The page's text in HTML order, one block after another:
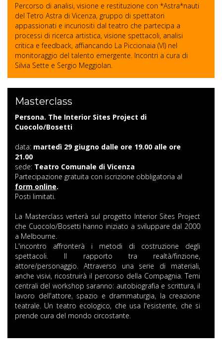
Percorso di analisi, visione e restituzione con *Astra*nauti
del Tetro Astra di Vicenza, gruppo di spettatori
appassionati e incuriositi dal teatro che partecipa a
processi di ricerca artistica, visione spettacoli, analisi
critica e feedback, affiancando La Piccionaia (VI) nel
monitoraggio del talento emergente. Incontri a cura di
Silvia Sette e Sergio Meggiolan.
Masterclass
Persona. The Interior Sites Project di
Cuocolo/Bosetti
data: martedì 29 giugno dalle ore 19.00 alle ore
21.00
sede: Teatro Comunale di Vicenza
Partecipazione gratuita con iscrizione obbligatoria al
form online.
Posti limitati.
La Masterclass verterà sul progetto Interior Sites Project
che Cuocolo/Bosetti hanno iniziato a sviluppare dal 2000
a Melbourne.
L'incontro affronterà i metodi di costruzione degli
spettacoli. Il rapporto tra realtà/finzione,
attore/personaggio. Attraverso una serie di materiali,
anche visivi, ricostruirà il percorso della Compagnia. Temi
centrali del workshop saranno: autobiografia e scrittura, il
lavoro dell'attore, spazio e drammaturgia, la creazione
teatrale. Un teatro ecologico, che usa l'esistente, che si
prende cura del mondo circostante.